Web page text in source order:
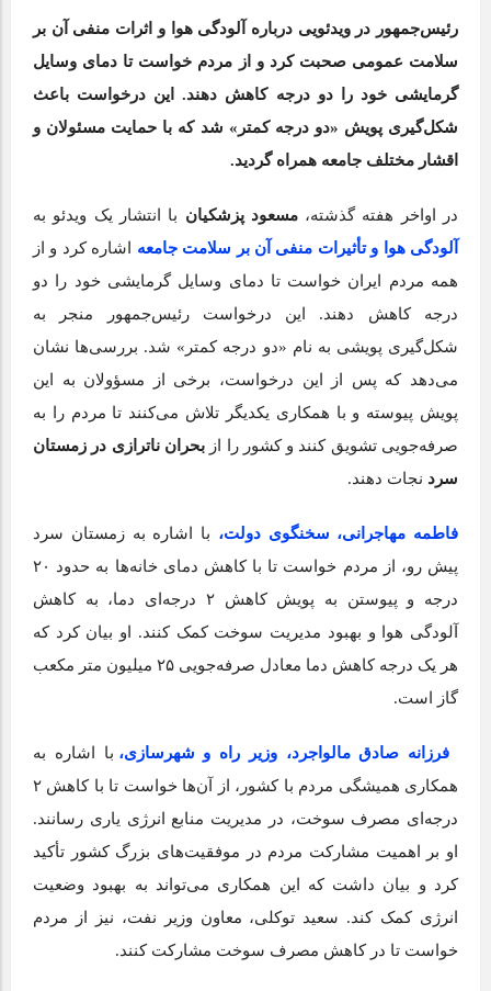
رئیس‌جمهور در ویدئویی درباره آلودگی هوا و اثرات منفی آن بر
سلامت عمومی صحبت کرد و از مردم خواست تا دمای وسایل
گرمایشی خود را دو درجه کاهش دهند. این درخواست باعث
شکل‌گیری پویش «دو درجه کمتر» شد که با حمایت مسئولان و
اقشار مختلف جامعه همراه گردید.
در اواخر هفته گذشته،مسعود پزشکیان با انتشار یک ویدئو به
آلودگی هوا و تأثیرات منفی آن بر سلامت جامعه اشاره کرد و از
همه مردم ایران خواست تا دمای وسایل گرمایشی خود را دو
درجه کاهش دهند. این درخواست رئیس‌جمهور منجر به
شکل‌گیری پویشی به نام «دو درجه کمتر» شد. بررسی‌ها نشان
می‌دهد که پس از این درخواست، برخی از مسؤولان به این
پویش پیوسته و با همکاری یکدیگر تلاش می‌کنند تا مردم را به
صرفه‌جویی تشویق کنند و کشور را ازبحران ناترازی در زمستان
سرد نجات دهند.
فاطمه مهاجرانی، سخنگوی دولت، با اشاره به زمستان سرد
پیش رو، از مردم خواست تا با کاهش دمای خانه‌ها به حدود ۲۰
درجه و پیوستن به پویش کاهش ۲ درجه‌ای دما، به کاهش
آلودگی هوا و بهبود مدیریت سوخت کمک کنند. او بیان کرد که
هر یک درجه کاهش دما معادل صرفه‌جویی ۲۵ میلیون متر مکعب
گاز است.
فرزانه صادق مالواجرد، وزیر راه و شهرسازی، با اشاره به
همکاری همیشگی مردم با کشور، از آن‌ها خواست تا با کاهش ۲
درجه‌ای مصرف سوخت، در مدیریت منابع انرژی یاری رسانند.
او بر اهمیت مشارکت مردم در موفقیت‌های بزرگ کشور تأکید
کرد و بیان داشت که این همکاری می‌تواند به بهبود وضعیت
انرژی کمک کند. سعید توکلی، معاون وزیر نفت، نیز از مردم
خواست تا در کاهش مصرف سوخت مشارکت کنند.